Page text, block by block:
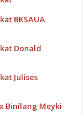
BKSAUA
Donald
Julises
Binilang Meyki